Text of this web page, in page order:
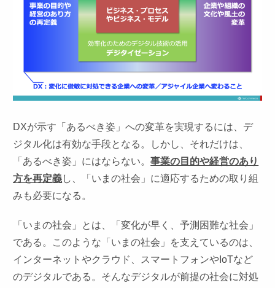
DXが示す「あるべき姿」への変革を実現するには、デ
ジタル化は有効な手段となる。しかし、それだけは、
「あるべき姿」にはならない。事業の目的や経営のあり
方を再定義し、「いまの社会」に適応するための取り組
みも必要になる。
「いまの社会」とは、「変化が早く、予測困難な社会」
である。このような「いまの社会」を支えているのは、
インターネットやクラウド、スマートフォンやIoTなど
のデジタルである。そんなデジタルが前提の社会に対処